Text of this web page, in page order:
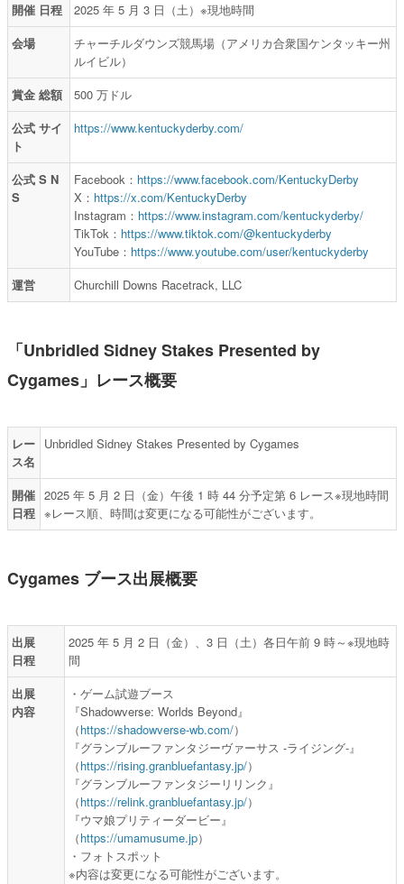
開催 日程
2025 年 5 月 3 日（土）※現地時間
会場
チャーチルダウンズ競馬場（アメリカ合衆国ケンタッキー州
ルイビル）
賞金 総額
500 万ドル
公式 サイ
ト
https://www.kentuckyderby.com/
公式 S N
S
Facebook： https://www.facebook.com/KentuckyDerby
X： https://x.com/KentuckyDerby
Instagram： https://www.instagram.com/kentuckyderby/
TikTok： https://www.tiktok.com/@kentuckyderby
YouTube： https://www.youtube.com/user/kentuckyderby
運営
Churchill Downs Racetrack, LLC
「Unbridled Sidney Stakes Presented by
Cygames」レース概要
レー
ス名
Unbridled Sidney Stakes Presented by Cygames
開催
日程
2025 年 5 月 2 日（金）午後 1 時 44 分予定第 6 レース※現地時間
※レース順、時間は変更になる可能性がございます。
Cygames ブース出展概要
出展
日程
2025 年 5 月 2 日（金）、3 日（土）各日午前 9 時～※現地時
間
出展
内容
・ゲーム試遊ブース
『Shadowverse: Worlds Beyond』
（https://shadowverse-wb.com/）
『グランブルーファンタジーヴァーサス -ライジング-』
（https://rising.granbluefantasy.jp/）
『グランブルーファンタジーリリンク』
（https://relink.granbluefantasy.jp/）
『ウマ娘プリティーダービー』
（https://umamusume.jp）
・フォトスポット
※内容は変更になる可能性がございます。